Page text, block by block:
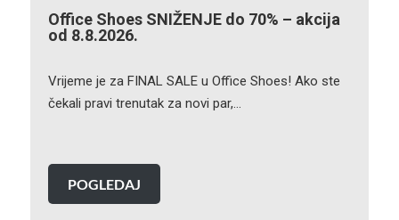
Office Shoes SNIŽENJE do 70% – akcija
od 8.8.2026.
Vrijeme je za FINAL SALE u Office Shoes! Ako ste
čekali pravi trenutak za novi par,…
POGLEDAJ